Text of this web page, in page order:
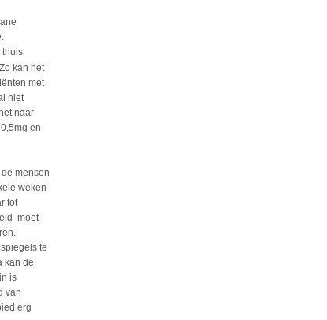
thuis
kan het
met
niet
naar
en
mensen
weken
tot
moet
te
kan de
is
van
erg